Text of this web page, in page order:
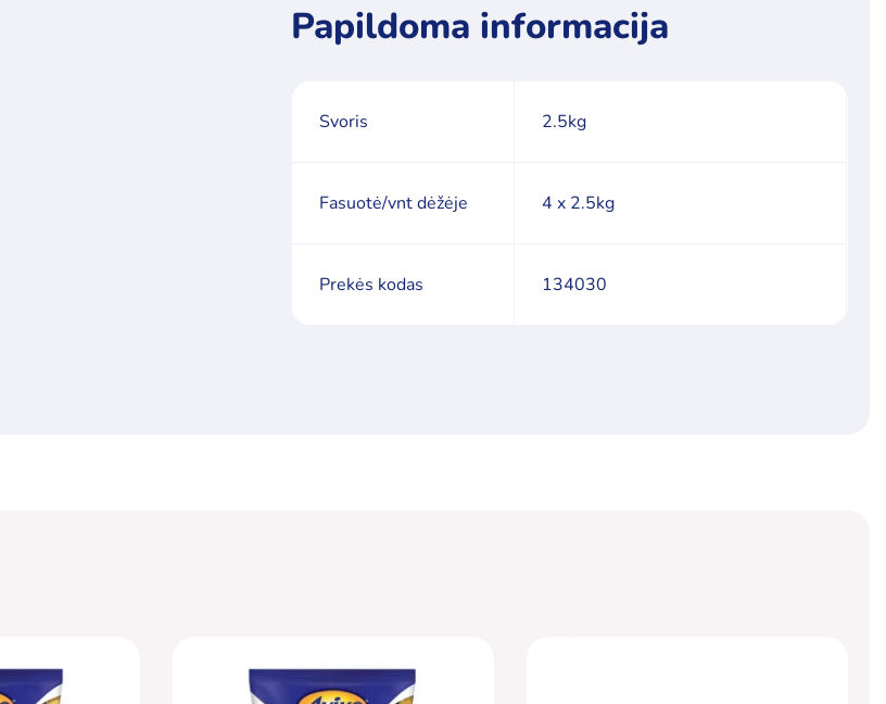
Papildoma informacija
Svoris 2.5kg
Fasuotė/vnt dėžėje 4 x 2.5kg
Prekės kodas 134030